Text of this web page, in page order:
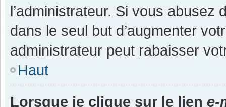
l’administrateur. Si vous
dans le seul but d’augmenter
administrateur peut rabaisser
Haut
Lorsque je clique sur le lien e-